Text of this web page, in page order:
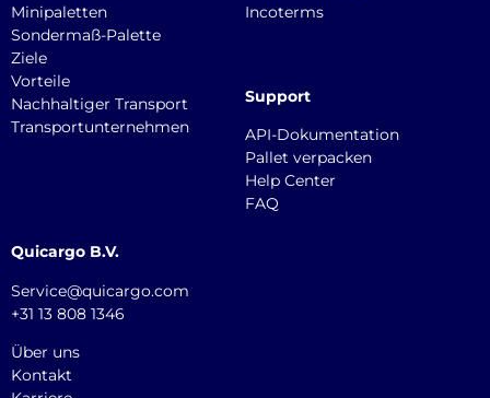
Minipaletten
Sondermaß-Palette
Ziele
Vorteile
Nachhaltiger Transport
Transportunternehmen
Incoterms
Support
API-Dokumentation
Pallet verpacken
Help Center
FAQ
Quicargo B.V.
Service@quicargo.com
+31 13 808 1346
Über uns
Kontakt